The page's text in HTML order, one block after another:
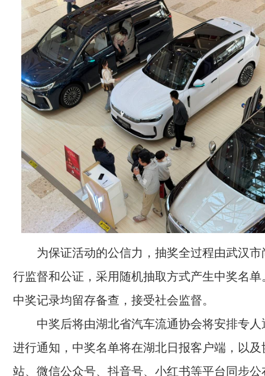
为保证活动的公信力，抽奖全过程由武汉
行监督和公证，采用随机抽取方式产生中奖名
中奖记录均留存备查，接受社会监督。
中奖后将由湖北省汽车流通协会将安排专
进行通知，中奖名单将在湖北日报客户端，以及
站、微信公众号、抖音号、小红书等平台同步